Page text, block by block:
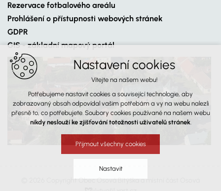
Rezervace fotbalového areálu
Prohlášení o přístupnosti webových stránek
GDPR
GIS - základní mapový portál
© 2026 Copyright Obec Osová Bítýška a místní část Osová
Nastavení cookies
Vítejte na našem webu!
Potřebujeme nastavit cookies a související technologie, aby
zobrazovaný obsah odpovídal vašim potřebám a vy na webu nalezli
přesně to, co potřebujete. Soubory cookies používané na našem webu
nikdy neslouží ke zjišťování totožnosti uživatelů stránek.
Přijmout všechny cookies
Nastavit